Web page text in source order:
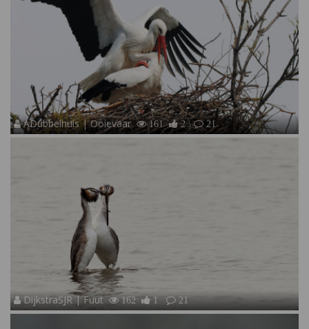
ADubbelhuis | Ooievaar 161 2 21
DijkstraSJR | Fuut 162 1 21